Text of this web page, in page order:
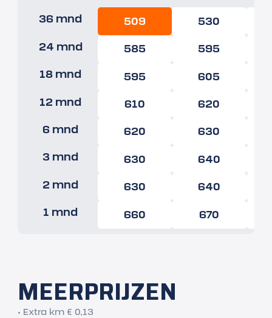
36 mnd 509 530
24 mnd 585 595
18 mnd 595 605
12 mnd 610 620
6 mnd 620 630
3 mnd 630 640
2 mnd 630 640
1 mnd 660 670
MEERPRIJZEN
• Extra km € 0,13